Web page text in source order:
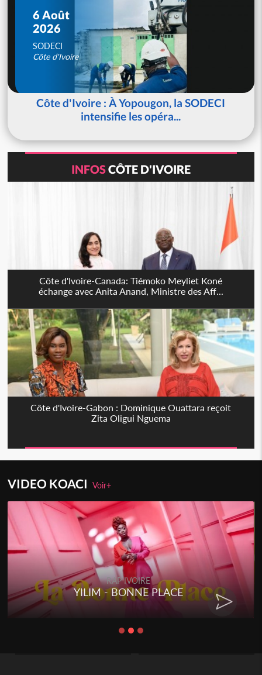
6 Août
2026
SODECI
Côte d'Ivoire
Côte d'Ivoire : À Yopougon, la SODECI
intensifie les opéra...
INFOSCÔTE D'IVOIRE
Côte d'Ivoire-Canada: Tiémoko Meyliet Koné
échange avec Anita Anand, Ministre des Aff...
Côte d'Ivoire-Gabon : Dominique Ouattara reçoit
Zita Oligui Nguema
VIDEO KOACIVoir+
RAP IVOIRE
YILIM - BONNE PLACE